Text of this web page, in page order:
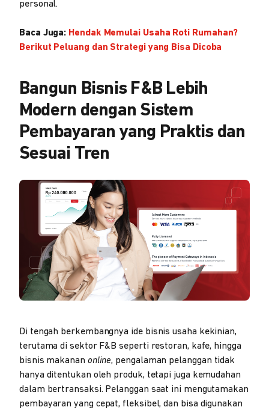
personal.
Baca Juga: Hendak Memulai Usaha Roti Rumahan?
Berikut Peluang dan Strategi yang Bisa Dicoba
Bangun Bisnis F&B Lebih
Modern dengan Sistem
Pembayaran yang Praktis dan
Sesuai Tren
Di tengah berkembangnya ide bisnis usaha kekinian,
terutama di sektor F&B seperti restoran, kafe, hingga
bisnis makanan online, pengalaman pelanggan tidak
hanya ditentukan oleh produk, tetapi juga kemudahan
dalam bertransaksi. Pelanggan saat ini mengutamakan
pembayaran yang cepat, fleksibel, dan bisa digunakan